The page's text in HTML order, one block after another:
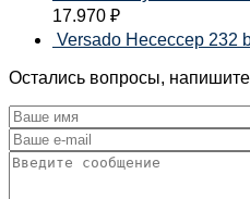
17.970 ₽
Versado Несессер 232
Остались вопросы,